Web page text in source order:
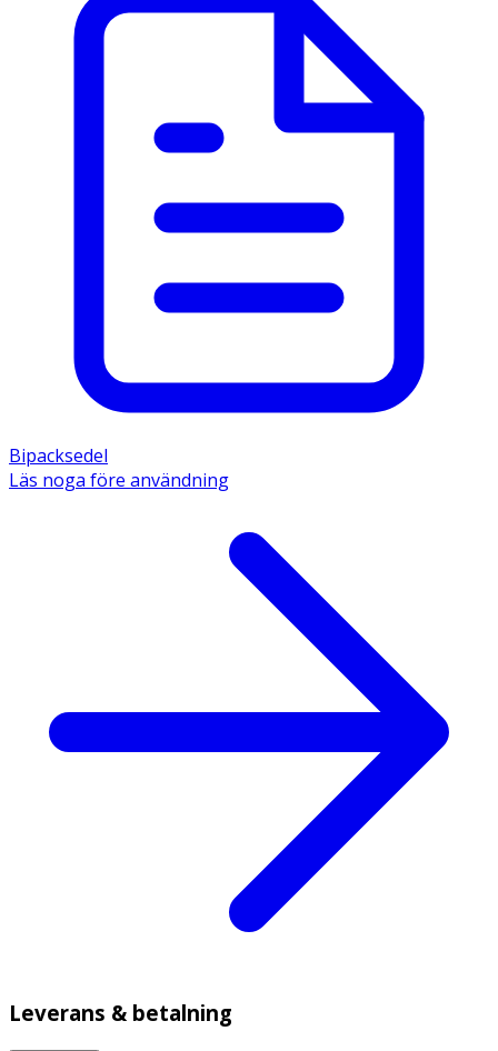
Bipacksedel
Läs noga före användning
Leverans & betalning